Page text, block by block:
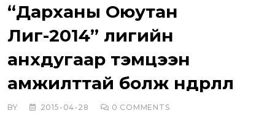
“Дарханы Оюутан
Лиг-2014” лигийн
анхдугаар тэмцээн
амжилттай болж өндөрлөлөө
BY 2015-04-28 0 COMMENTS